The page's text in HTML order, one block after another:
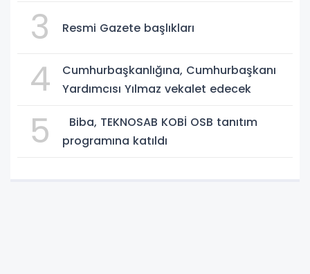
3 Resmi Gazete başlıkları
4
Cumhurbaşkanlığına, Cumhurbaşkanı
Yardımcısı Yılmaz vekalet edecek
5
Biba, TEKNOSAB KOBİ OSB tanıtım
programına katıldı